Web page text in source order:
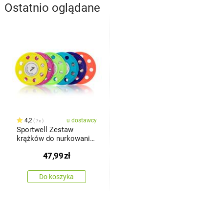
Ostatnio oglądane
4,2 7x u dostawcy
Sportwell Zestaw
krążków do nurkowania,
47,99zł
Do koszyka